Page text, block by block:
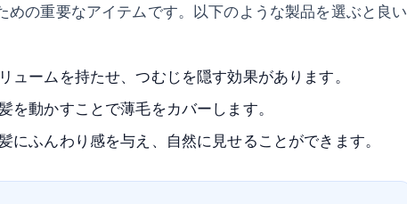
の重要なアイテムです。以下のような製品を選ぶと良い
ームを持たせ、つむじを隠す効果があります。
動かすことで薄毛をカバーします。
ふんわり感を与え、自然に見せることができます。